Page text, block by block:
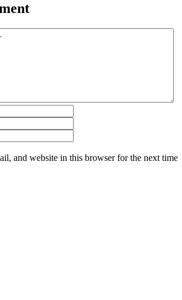
and website in this browser for the next time